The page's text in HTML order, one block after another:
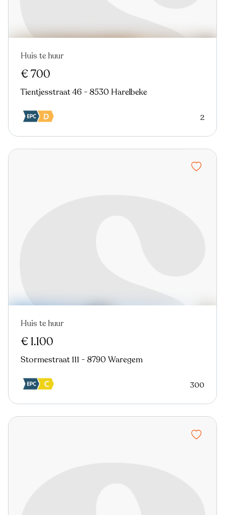
Huis te huur
€ 700
Tientjesstraat 46 - 8530 Harelbeke
2
In optie
Huis te huur
€ 1.100
Stormestraat 111 - 8790 Waregem
300